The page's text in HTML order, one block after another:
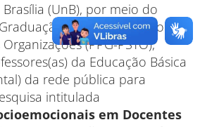
(UnB), por meio do
em Psicologia Social,
(PPG-PSTO),
da Educação Básica
da rede pública para
intitulada
em Docentes